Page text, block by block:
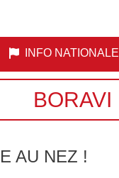
INFO NATIONALE
BORAVI
AU NEZ !